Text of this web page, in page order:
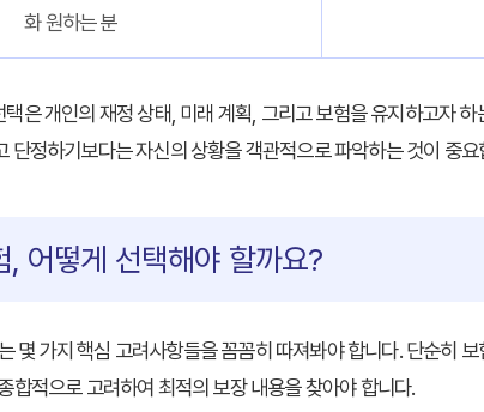
화 원하는 분
택은 개인의 재정 상태, 미래 계획, 그리고 보험을 유지하고자
단정하기보다는 자신의 상황을 객관적으로 파악하는 것이 중요
, 어떻게 선택해야 할까요?
몇 가지 핵심 고려사항들을 꼼꼼히 따져봐야 합니다. 단순히
합적으로 고려하여 최적의 보장 내용을 찾아야 합니다.